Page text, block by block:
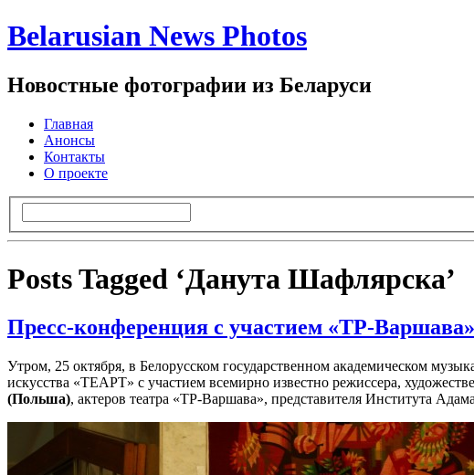
Belarusian News Photos
Новостные фотографии из Беларуси
Главная
Анонсы
Контакты
О проекте
Posts Tagged ‘Данута Шафлярска’
Пресс-конференция с участием «ТР-Варшава»
Утром, 25 октября, в Белорусском государственном академическом
искусства «ТЕАРТ» с участием всемирно известно режиссера,
(Польша), актеров театра «ТР-Варшава», представителя Института